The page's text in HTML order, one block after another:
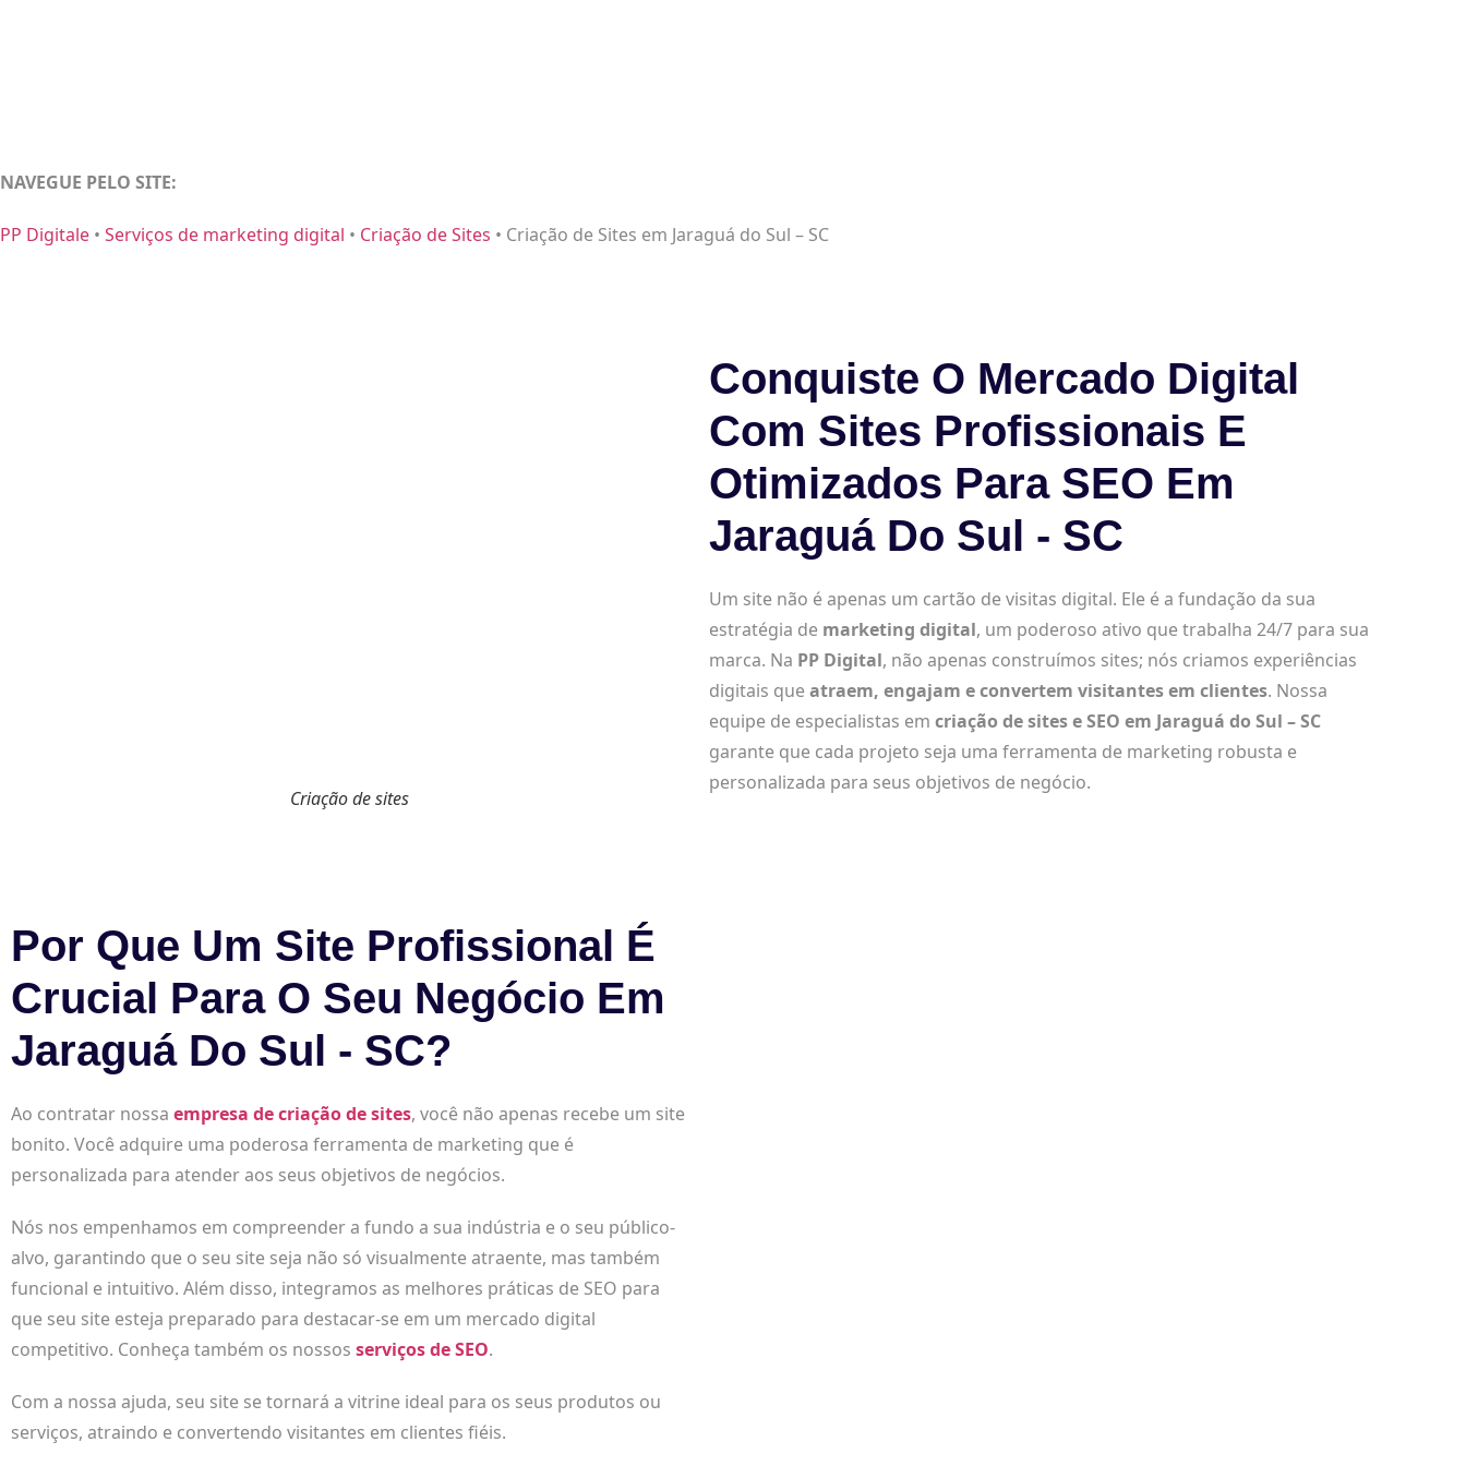
NAVEGUE PELO SITE:
PP Digitale • Serviços de marketing digital • Criação de Sites • Criação de Sites em Jaraguá do Sul – SC
Criação de sites
Conquiste O Mercado Digital
Com Sites Profissionais E
Otimizados Para SEO Em
Jaraguá Do Sul - SC
Um site não é apenas um cartão de visitas digital. Ele é a fundação da sua
estratégia de marketing digital, um poderoso ativo que trabalha 24/7 para sua
marca. Na PP Digital, não apenas construímos sites; nós criamos experiências
digitais queatraem, engajam e convertem visitantes em clientes. Nossa
equipe de especialistas em criação de sites e SEO em Jaraguá do Sul – SC
garante que cada projeto seja uma ferramenta de marketing robusta e
personalizada para seus objetivos de negócio.
Por Que Um Site Profissional É
Crucial Para O Seu Negócio Em
Jaraguá Do Sul - SC?
Ao contratar nossa empresa de criação de sites, você não apenas recebe um site
bonito. Você adquire uma poderosa ferramenta de marketing que é
personalizada para atender aos seus objetivos de negócios.
Nós nos empenhamos em compreender a fundo a sua indústria e o seu público-
alvo, garantindo que o seu site seja não só visualmente atraente, mas também
funcional e intuitivo. Além disso, integramos as melhores práticas de SEO para
que seu site esteja preparado para destacar-se em um mercado digital
competitivo. Conheça também os nossos serviços de SEO.
Com a nossa ajuda, seu site se tornará a vitrine ideal para os seus produtos ou
serviços, atraindo e convertendo visitantes em clientes fiéis.